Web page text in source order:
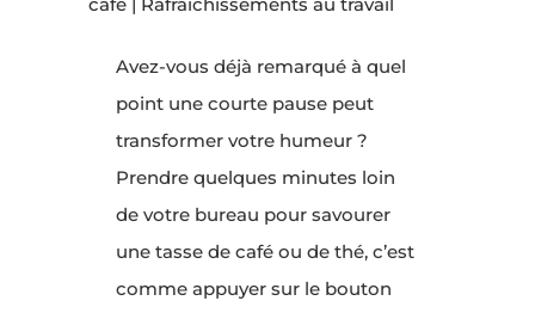
Avez-vous déjà remarqué à quel
point une courte pause peut
transformer votre humeur ?
Prendre quelques minutes loin
de votre bureau pour savourer
une tasse de café ou de thé, c’est
comme appuyer sur le bouton